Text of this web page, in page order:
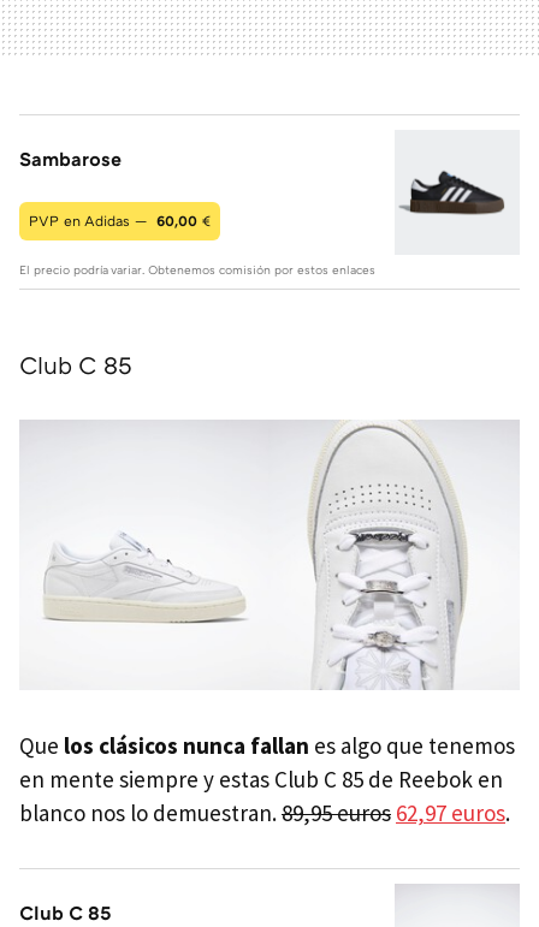
Sambarose
PVP en Adidas — 60,00 €
El precio podría variar. Obtenemos comisión por estos enlaces
Club C 85
Que los clásicos nunca fallan es algo que tenemos
en mente siempre y estas Club C 85 de Reebok en
blanco nos lo demuestran.89,95 euros 62,97 euros.
Club C 85